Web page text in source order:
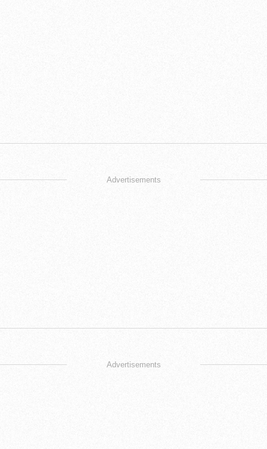
Advertisements
Advertisements